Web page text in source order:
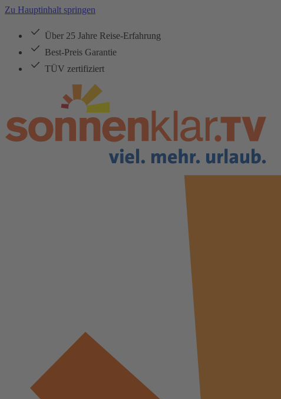
Zu Hauptinhalt springen
Über 25 Jahre Reise-Erfahrung
Best-Preis Garantie
TÜV zertifiziert